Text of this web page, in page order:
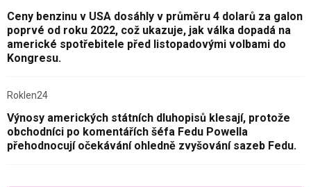
Ceny benzinu v USA dosáhly v průměru 4 dolarů za galon
poprvé od roku 2022, což ukazuje, jak válka dopadá na
americké spotřebitele před listopadovými volbami do
Kongresu.
Roklen24
Výnosy amerických státních dluhopisů klesají, protože
obchodníci po komentářích šéfa Fedu Powella
přehodnocují očekávání ohledně zvyšování sazeb Fedu.